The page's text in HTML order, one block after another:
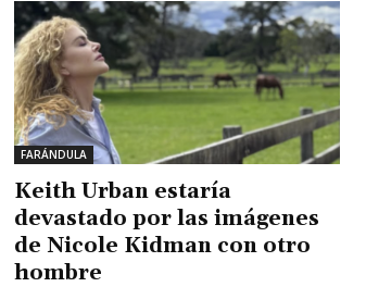
FARÁNDULA
Keith Urban estaría
devastado por las imágenes
de Nicole Kidman con otro
hombre